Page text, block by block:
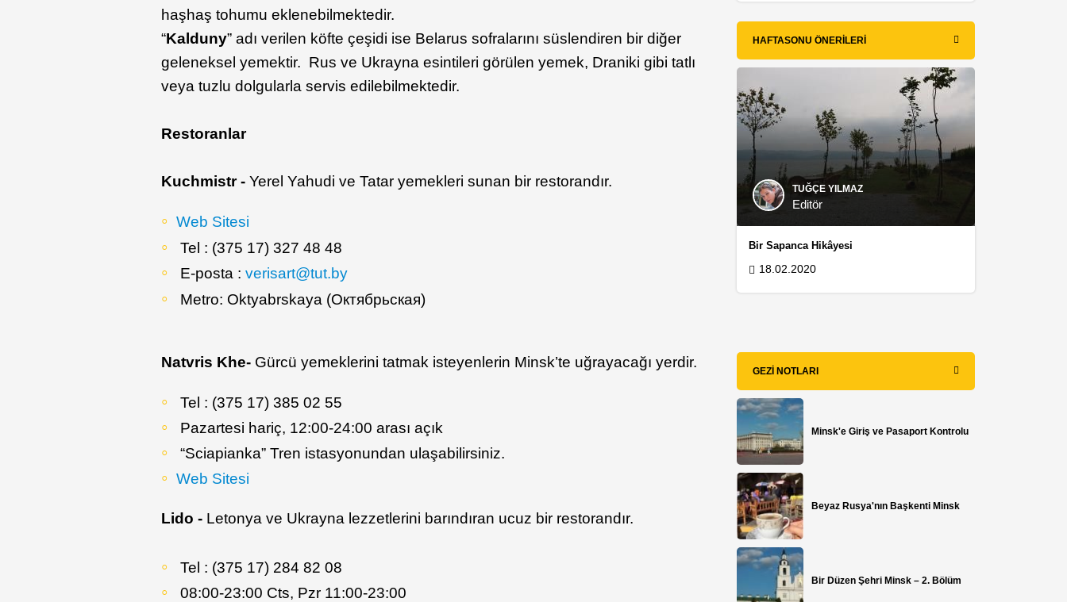
haşhaş tohumu eklenebilmektedir.
“Kalduny” adı verilen köfte çeşidi ise Belarus sofralarını süslendiren bir diğer
geleneksel yemektir. Rus ve Ukrayna esintileri görülen yemek, Draniki gibi tatlı
veya tuzlu dolgularla servis edilebilmektedir.
Restoranlar
Kuchmistr -Yerel Yahudi ve Tatar yemekleri sunan bir restorandır.
Web Sitesi
Tel : (375 17) 327 48 48
E-posta :verisart@tut.by
Metro: Oktyabrskaya (Октябрьская)
Natvris Khe- Gürcü yemeklerini tatmak isteyenlerin Minsk’te uğrayacağı yerdir.
Tel : (375 17) 385 02 55
Pazartesi hariç, 12:00-24:00 arası açık
“Sciapianka” Tren istasyonundan ulaşabilirsiniz.
Web Sitesi
Lido - Letonya ve Ukrayna lezzetlerini barındıran ucuz bir restorandır.
Tel : (375 17) 284 82 08
08:00-23:00 Cts, Pzr 11:00-23:00
HAFTASONU ÖNERILERI
TUĞÇE YILMAZ
Editör
Bir Sapanca Hikâyesi
18.02.2020
GEZI NOTLARI
Minsk'e Giriş ve Pasaport Kontrolu
Beyaz Rusya'nın Başkenti Minsk
Bir Düzen Şehri Minsk – 2. Bölüm